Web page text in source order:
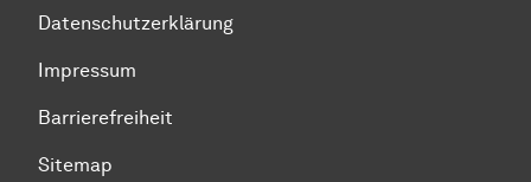
Datenschutzerklärung
Impressum
Barrierefreiheit
Sitemap